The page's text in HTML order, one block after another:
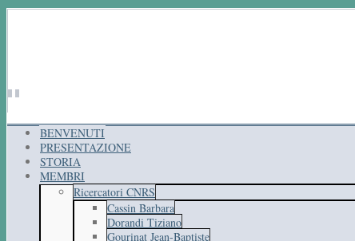
BENVENUTI
PRESENTAZIONE
STORIA
MEMBRI
Ricercatori CNRS
Cassin Barbara
Dorandi Tiziano
Gourinat Jean-Baptiste